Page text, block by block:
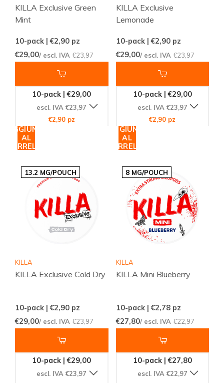
KILLA Exclusive Green
Mint
10-pack | €2,90 pz
€29,00/ escl. IVA €23,97
10-pack | €29,00
escl. IVA €23,97
€2,90 pz
AGGIUNGI
AL
CARRELLO
KILLA Exclusive
Lemonade
10-pack | €2,90pz
€29,00/ escl. IVA €23,97
10-pack | €29,00
escl. IVA €23,97
€2,90 pz
AGGIUNGI
AL
CARRELLO
13.2 MG/POUCH
KILLA
KILLA Exclusive Cold Dry
10-pack | €2,90 pz
€29,00/ escl. IVA €23,97
10-pack | €29,00
escl. IVA €23,97
8 MG/POUCH
KILLA
KILLA Mini Blueberry
10-pack | €2,78pz
€27,80/ escl. IVA €22,97
10-pack | €27,80
escl. IVA €22,97